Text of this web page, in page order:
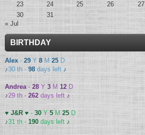
23
24 25 26 27
30
31
« Jul
BIRTHDAY
Alex-29Y8M25 D
♪30 th -98days left♪
Andrea-28Y3M12D
♪29 th -262days left♪
♥ J&R ♥-30Y5M25D
♪31 th - 190days left♪